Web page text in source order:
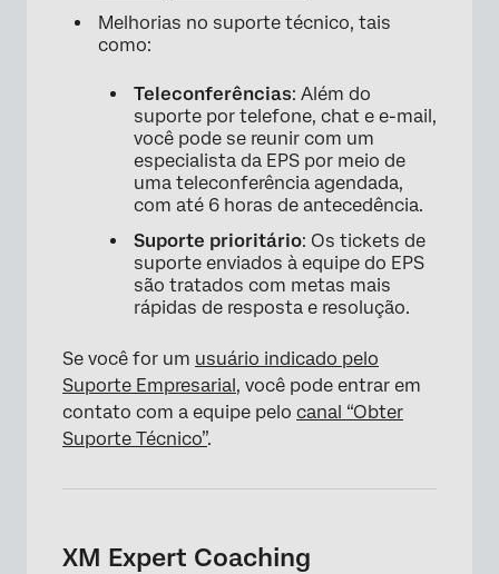
Melhorias no suporte técnico, tais
como:
Teleconferências: Além do
suporte por telefone, chat e e-mail,
você pode se reunir com um
especialista da EPS por meio de
uma teleconferência agendada,
com até 6 horas de antecedência.
Suporte prioritário: Os tickets de
suporte enviados à equipe do EPS
são tratados com metas mais
rápidas de resposta e resolução.
Se você for um usuário indicado pelo
Suporte Empresarial , você pode entrar em
contato com a equipe pelo canal “Obter
Suporte Técnico”.
XM Expert Coaching